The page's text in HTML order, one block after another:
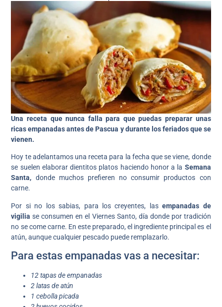
Una receta que nunca falla para que puedas preparar unas
ricas empanadas antes de Pascua y durante los feriados que se
vienen.
Hoy te adelantamos una receta para la fecha que se viene, donde
se suelen elaborar dientitos platos haciendo honor a la Semana
Santa, donde muchos prefieren no consumir productos con
carne.
Por si no los sabias, para los creyentes, lasempanadas de
vigilia se consumen en el Viernes Santo, día donde por tradición
no se come carne. En este preparado, el ingrediente principal es el
atún, aunque cualquier pescado puede remplazarlo.
Para estas empanadas vas a necesitar:
12 tapas de empanadas
2 latas de atún
1 cebolla picada